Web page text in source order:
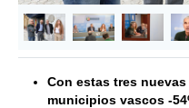
Con estas tres
municipios vascos -